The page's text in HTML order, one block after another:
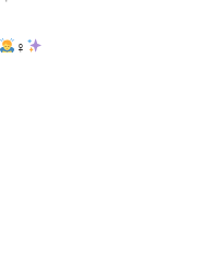
‍♀️